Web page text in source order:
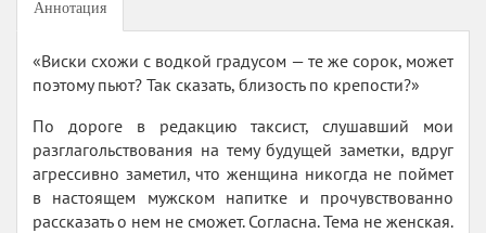
Аннотация
«Виски схожи с водкой градусом — те же сорок, может
поэтому пьют? Так сказать, близость по крепости?»
По дороге в редакцию таксист, слушавший мои
разглагольствования на тему будущей заметки, вдруг
агрессивно заметил, что женщина никогда не поймет
в настоящем мужском напитке и прочувствованно
рассказать о нем не сможет. Согласна. Тема не женская.